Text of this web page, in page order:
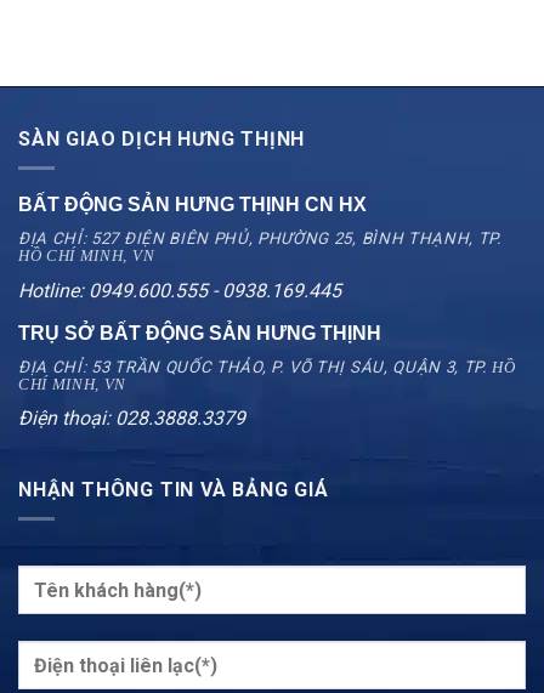
SÀN GIAO DỊCH HƯNG THỊNH
BẤT ĐỘNG SẢN HƯNG THỊNH CN HX
ĐỊA CHỈ: 527 ĐIỆN BIÊN PHỦ, PHƯỜNG 25, BÌNH THẠNH, TP.
HỒ CHÍ MINH, VN
Hotline: 0949.600.555 - 0938.169.445
TRỤ SỞ BẤT ĐỘNG SẢN HƯNG THỊNH
ĐỊA CHỈ: 53 TRẦN QUỐC THẢO, P. VÕ THỊ SÁU, QUẬN 3, TP. HỒ
CHÍ MINH, VN
Điện thoại: 028.3888.3379
NHẬN THÔNG TIN VÀ BẢNG GIÁ